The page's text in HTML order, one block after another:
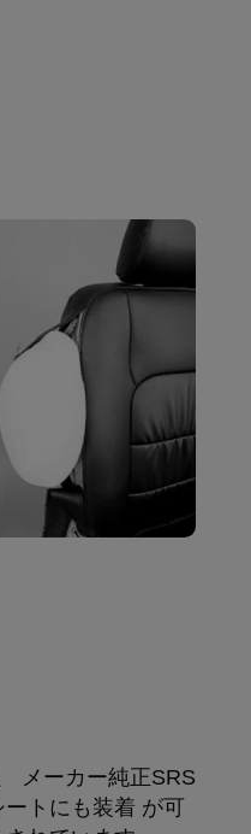
メーカー純正SRS
トにも装着 が可